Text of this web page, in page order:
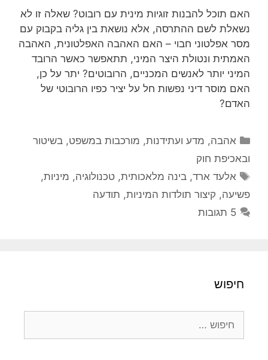
האם תוכל להבנות זוגיות מינית עם רובוט? שאלה זו לא
נשאלת לשם ההתרסה, אלא נושאת בין גליה בקבוק עם
מסר אפלטוני חבוי – האם האהבה האפלטונית, האהבה
האמתית ונטולת היצר המיני, תתאפשר כאשר הרובד
המיני יותר לאנשים המכניים, הרובוטים? יתר על כן,
האם מוסר דיני נפשות חל על יציר כפיו הרובוטי של
האדם?
קטגוריות
אהבה, מדע ועתידנות, מורכבות במשפט, בשיטור
ובאכיפת חוק
תגיות
אלעד ארד,בינה מלאכותית,טכנולוגיה, מיניות,
פשיעה, קיצור תולדות המיניות, תודעה
5 תגובות
חיפוש